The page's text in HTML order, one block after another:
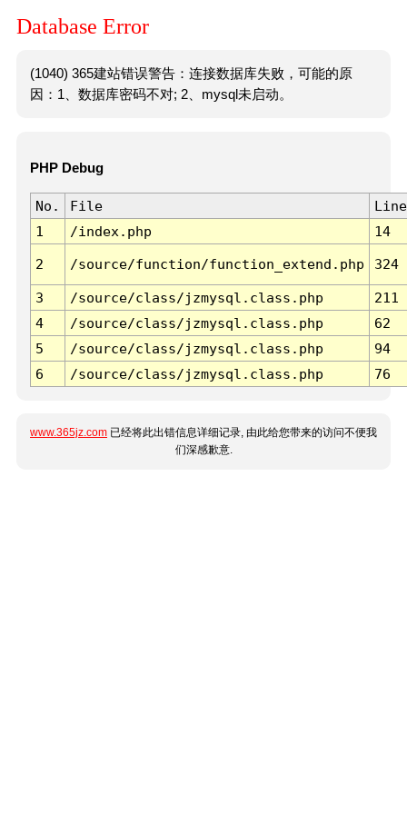
Database Error
(1040) 365建站错误警告：连接数据库失败，可能的原
因：1、数据库密码不对; 2、mysql未启动。
PHP Debug
No. File
Line
1
/index.php 14
2 /source/function/function_extend.php 324
3 /source/class/jzmysql.class.php
211
4
/source/class/jzmysql.class.php
62
5
/source/class/jzmysql.class.php
94
6
/source/class/jzmysql.class.php 76
www.365jz.com 已经将此出错信息详细记录, 由此给您带来的访问不便我
们深感歉意.